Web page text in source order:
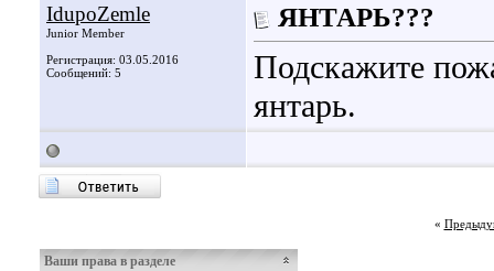
IdupoZemle
Junior Member
Регистрация: 03.05.2016
Сообщений: 5
ЯНТАРЬ???
Подскажите
янтарь.
«
Ваши права в разделе